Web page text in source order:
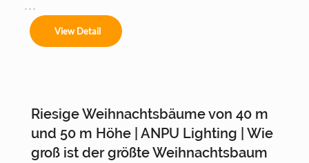
Ofrecemos servicios completos de instalación
para:
Árboles de 4m a 50m en espacios interiores y
exteriores.
View Detail
Riesige Weihnachtsbäume von 40 m
und 50 m Höhe | ANPU Lighting | Wie
groß ist der größte Weihnachtsbaum